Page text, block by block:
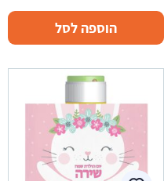
הוספה לסל